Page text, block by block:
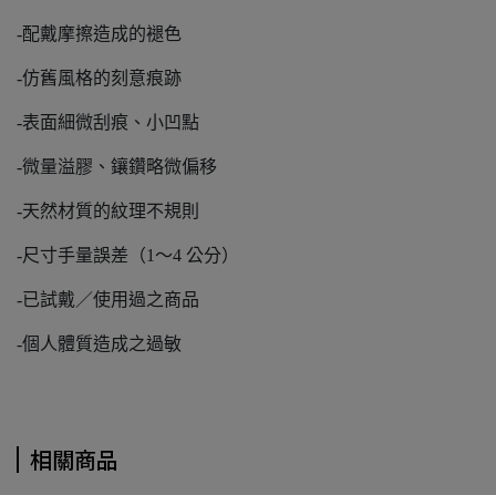
-配戴摩擦造成的褪色
-仿舊風格的刻意痕跡
-表面細微刮痕、小凹點
-微量溢膠、鑲鑽略微偏移
-天然材質的紋理不規則
-尺寸手量誤差（1～4 公分）
-已試戴／使用過之商品
-個人體質造成之過敏
相關商品